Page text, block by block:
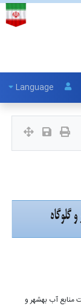
Language
منابع آب بهشهر و